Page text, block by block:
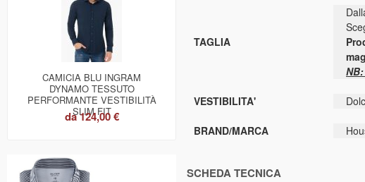
CAMICIA BLU INGRAM
DYNAMO TESSUTO
PERFORMANTE VESTIBILITÀ
SLIM FIT
da124,00 €
TAGLIA
VESTIBILITA'
BRAND/MARCA
SCHEDA TECNICA